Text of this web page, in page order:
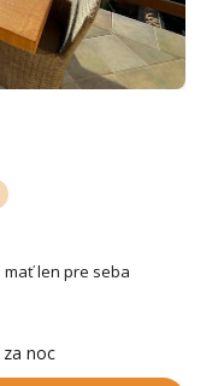
len pre seba
noc